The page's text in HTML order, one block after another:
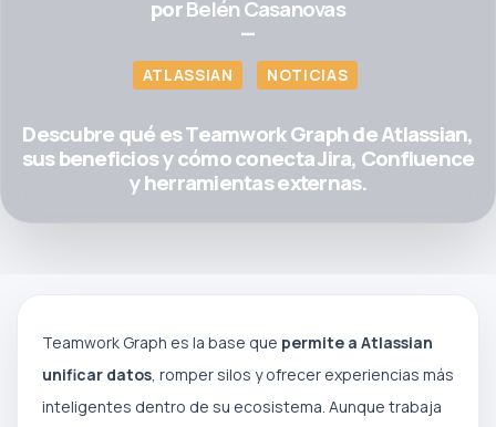
porBelén Casanovas
—
ATLASSIAN NOTICIAS
Descubre qué es Teamwork Graph de Atlassian,
sus beneficios y cómo conecta Jira, Confluence
y herramientas externas.
Teamwork Graph es la base que permite a Atlassian
unificar datos, romper silos y ofrecer experiencias más
inteligentes dentro de su ecosistema. Aunque trabaja